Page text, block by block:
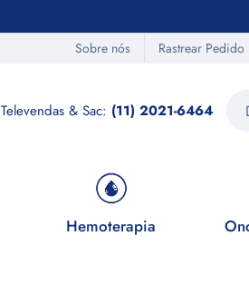
Sobre nós Rastrear Pedido
Televendas & Sac: (11) 2021-6464
Hemoterapia